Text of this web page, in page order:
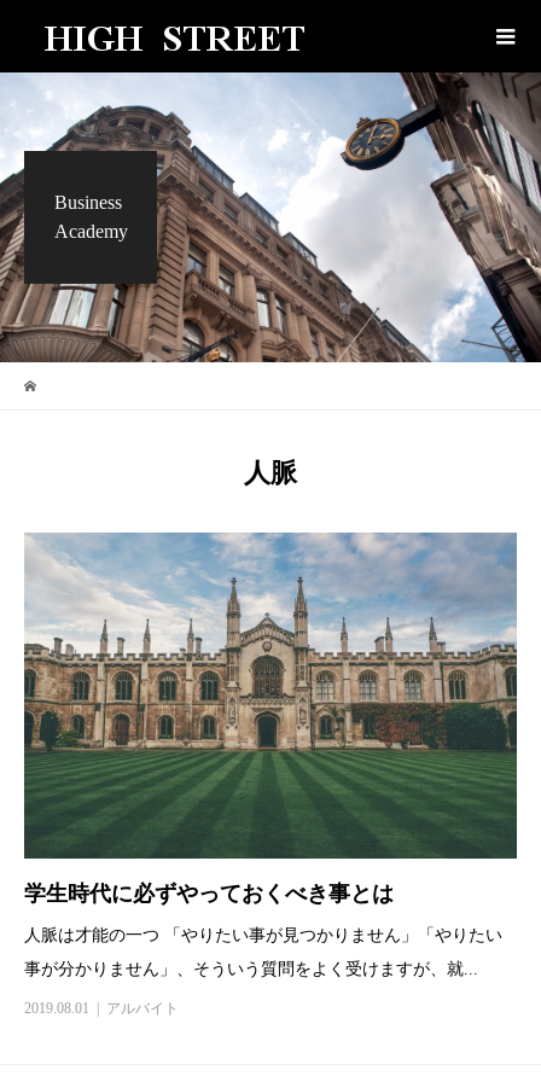
Business
Academy
人脈
学生時代に必ずやっておくべき事とは
人脈は才能の一つ 「やりたい事が見つかりません」「やりたい
事が分かりません」、そういう質問をよく受けますが、就...
2019.08.01 アルバイト